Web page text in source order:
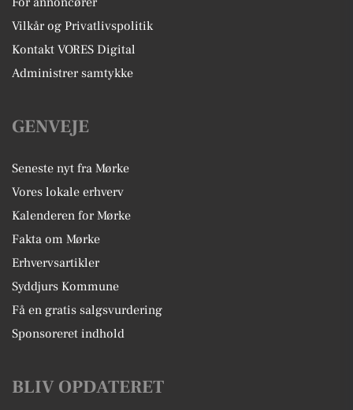
Vilkår og Privatlivspolitik
Kontakt VORES Digital
Administrer samtykke
GENVEJE
Seneste nyt fra Mørke
Vores lokale erhverv
Kalenderen for Mørke
Fakta om Mørke
Erhvervsartikler
Syddjurs Kommune
Få en gratis salgsvurdering
Sponsoreret indhold
BLIV OPDATERET